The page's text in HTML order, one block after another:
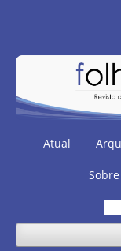
Atual
Sobre